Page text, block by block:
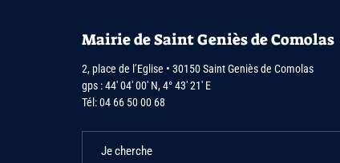
Mairie de Saint Geniès de Comolas
2, place de l’Eglise • 30150 Saint Geniès de Comolas
gps : 44′ 04′ 00′ N, 4° 43′ 21′ E
Tél:04 66 50 00 68